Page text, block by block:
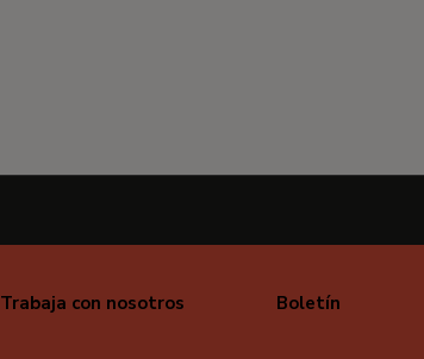
Trabaja con nosotros Boletín